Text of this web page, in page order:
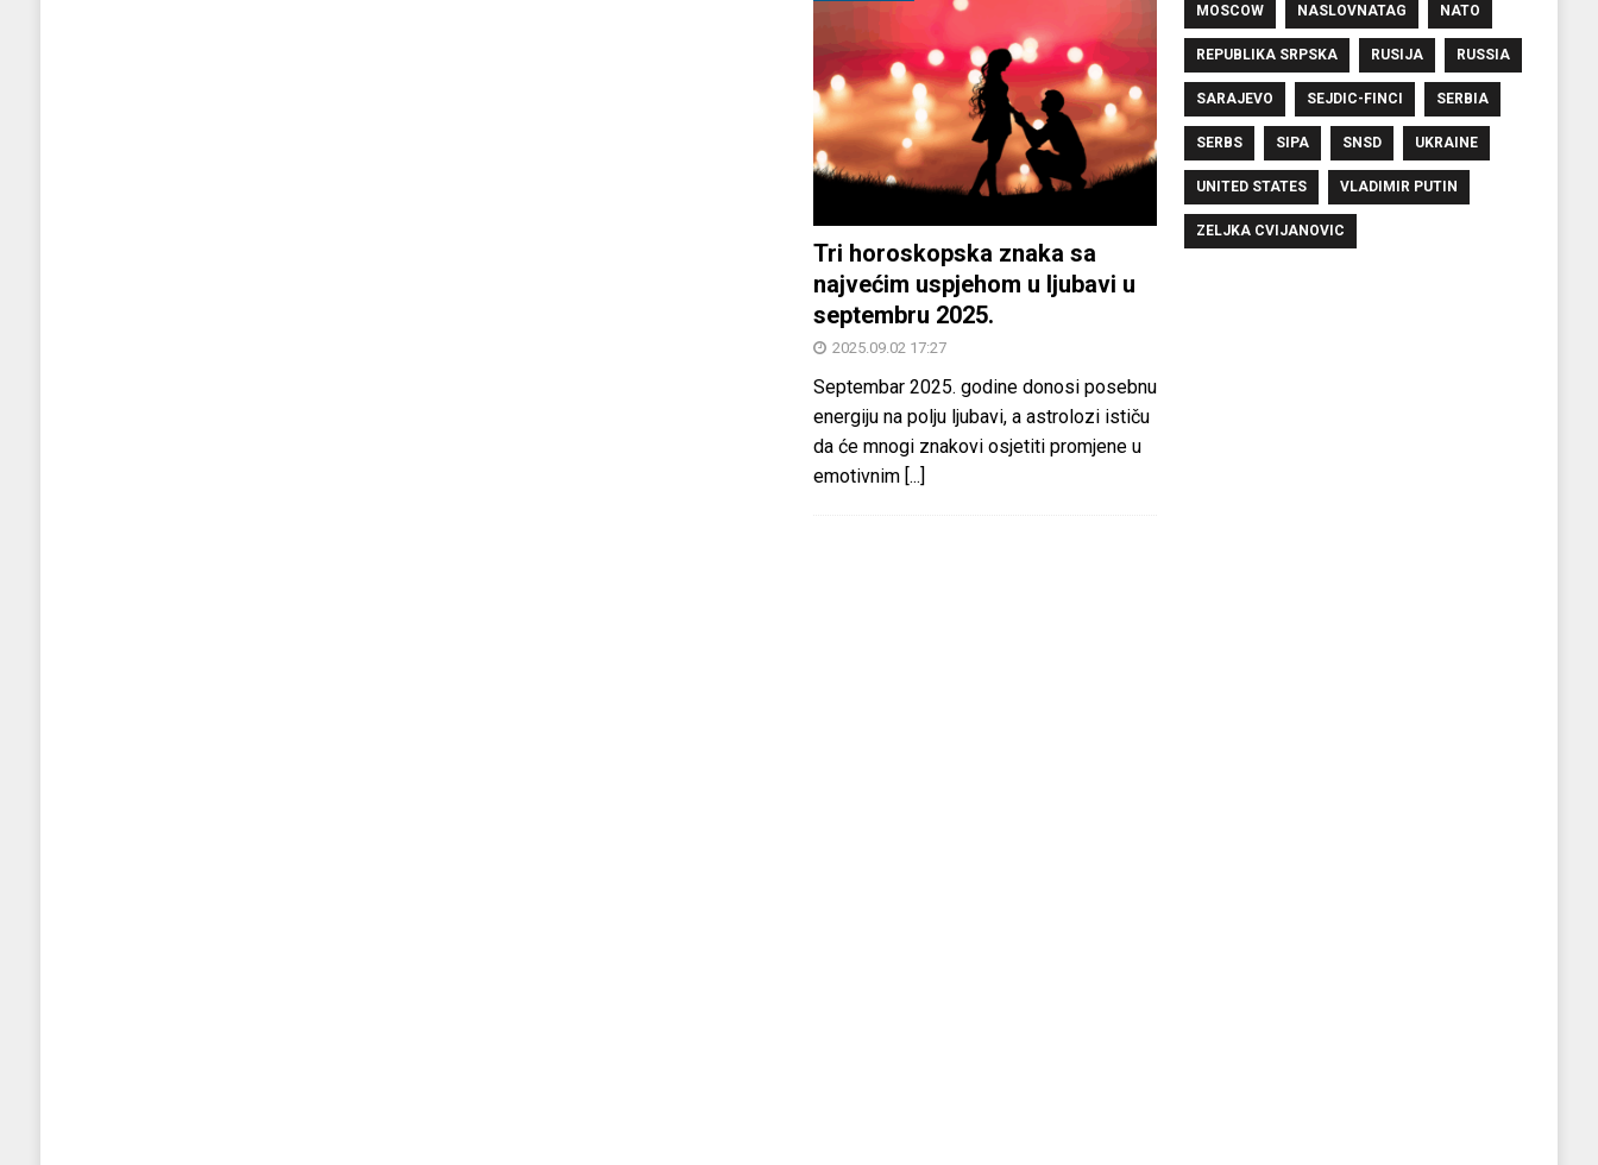
Tri horoskopska znaka sa
najvećim uspjehom u ljubavi u
septembru 2025.
2025.09.02 17:27
Septembar 2025. godine donosi posebnu
energiju na polju ljubavi, a astrolozi ističu
da će mnogi znakovi osjetiti promjene u
emotivnim [...]
MOSCOW NASLOVNATAG NATO
REPUBLIKA SRPSKA RUSIJA RUSSIA
SARAJEVO SEJDIC-FINCI SERBIA
SERBS SIPA SNSD UKRAINE
UNITED STATES VLADIMIR PUTIN
ZELJKA CVIJANOVIC